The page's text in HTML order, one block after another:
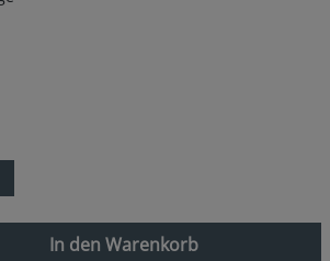
gewünschten Wert
In den Warenkorb